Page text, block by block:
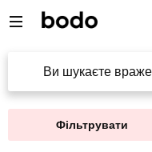
Ви шукаєте
Фільтрувати